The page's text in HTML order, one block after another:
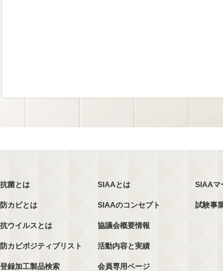
抗菌とは
防カビとは
抗ウイルスとは
防カビポジティブリスト
登録加工製品検索
SIAAとは
SIAAのコンセプト
協議会概要情報
活動内容と実績
会員専用ページ
SIAAマ
試験事